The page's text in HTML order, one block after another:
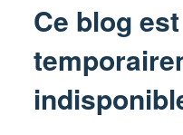
Ce blog est